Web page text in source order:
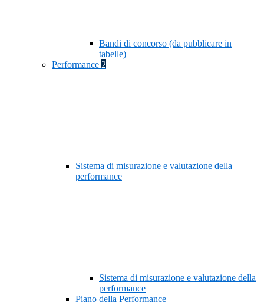
Bandi di concorso (da pubblicare in
tabelle)
Performance 2
Sistema di misurazione e valutazione della
performance
Sistema di misurazione e valutazione della
performance
Piano della Performance